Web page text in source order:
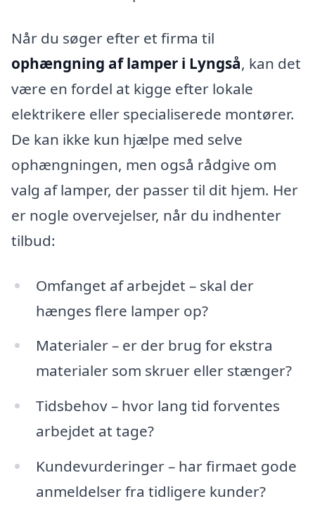
Når du søger efter et firma til
ophængning af lamper i Lyngså, kan det
være en fordel at kigge efter lokale
elektrikere eller specialiserede montører.
De kan ikke kun hjælpe med selve
ophængningen, men også rådgive om
valg af lamper, der passer til dit hjem. Her
er nogle overvejelser, når du indhenter
tilbud:
Omfanget af arbejdet – skal der
hænges flere lamper op?
Materialer – er der brug for ekstra
materialer som skruer eller stænger?
Tidsbehov – hvor lang tid forventes
arbejdet at tage?
Kundevurderinger – har firmaet gode
anmeldelser fra tidligere kunder?